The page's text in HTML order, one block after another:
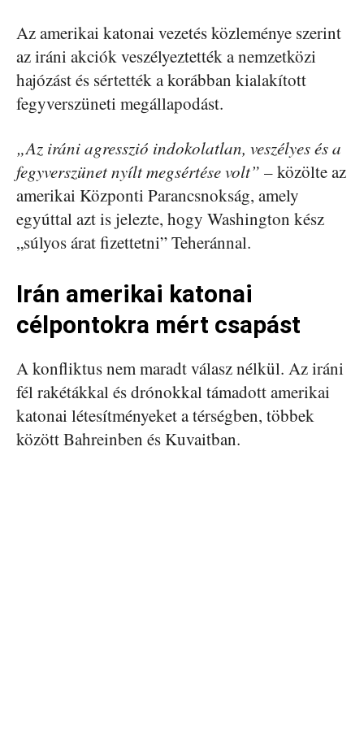
Az amerikai katonai vezetés közleménye szerint
az iráni akciók veszélyeztették a nemzetközi
hajózást és sértették a korábban kialakított
fegyverszüneti megállapodást.
„Az iráni agresszió indokolatlan, veszélyes és a
fegyverszünet nyílt megsértése volt” – közölte az
amerikai Központi Parancsnokság, amely
egyúttal azt is jelezte, hogy Washington kész
„súlyos árat fizettetni” Teheránnal.
Irán amerikai katonai
célpontokra mért csapást
A konfliktus nem maradt válasz nélkül. Az iráni
fél rakétákkal és drónokkal támadott amerikai
katonai létesítményeket a térségben, többek
között Bahreinben és Kuvaitban.